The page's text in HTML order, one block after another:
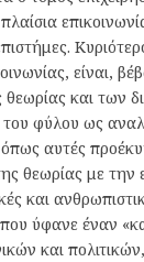
είναι,
θεωρίας και των
του φύλου ως
όπως αυτές
θεωρίας με την
και
ύφανε έναν
και